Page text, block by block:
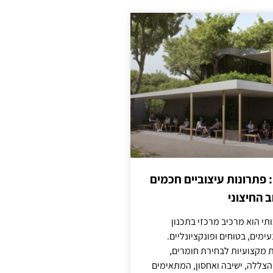
פתרונות עיצוביים חכמים
החיצוני
הוא מרכיב מרכזי בתכנון
בטוחים ופונקציונליים.
מקצועיות לבחירת חומרים,
הצללה, ישיבה ואחסון, המתאימים